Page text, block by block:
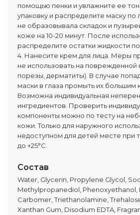
помощью пенки и увлажните ее
упаковку и распределите маску по
не образовывала складок и
коже на 10-20 минут. После
распределите остатки жидкости
4. Нанесите крем для лица. Меры
не использовать на поврежденной
порезы, дерматиты). В случае
маски в глаза промыть их большим
Возможна индивидуальная
ингредиентов. Проверить
компоненты можно по тесту на
кожи. Только для наружного
недоступном для детей месте при
до +25°C.
Состав
Water, Glycerin, Propylene Glycol,
Methylpropanediol, Phenoxyethanol,
Carbomer, Triethanolamine,
Xanthan Gum, Disodium EDTA,